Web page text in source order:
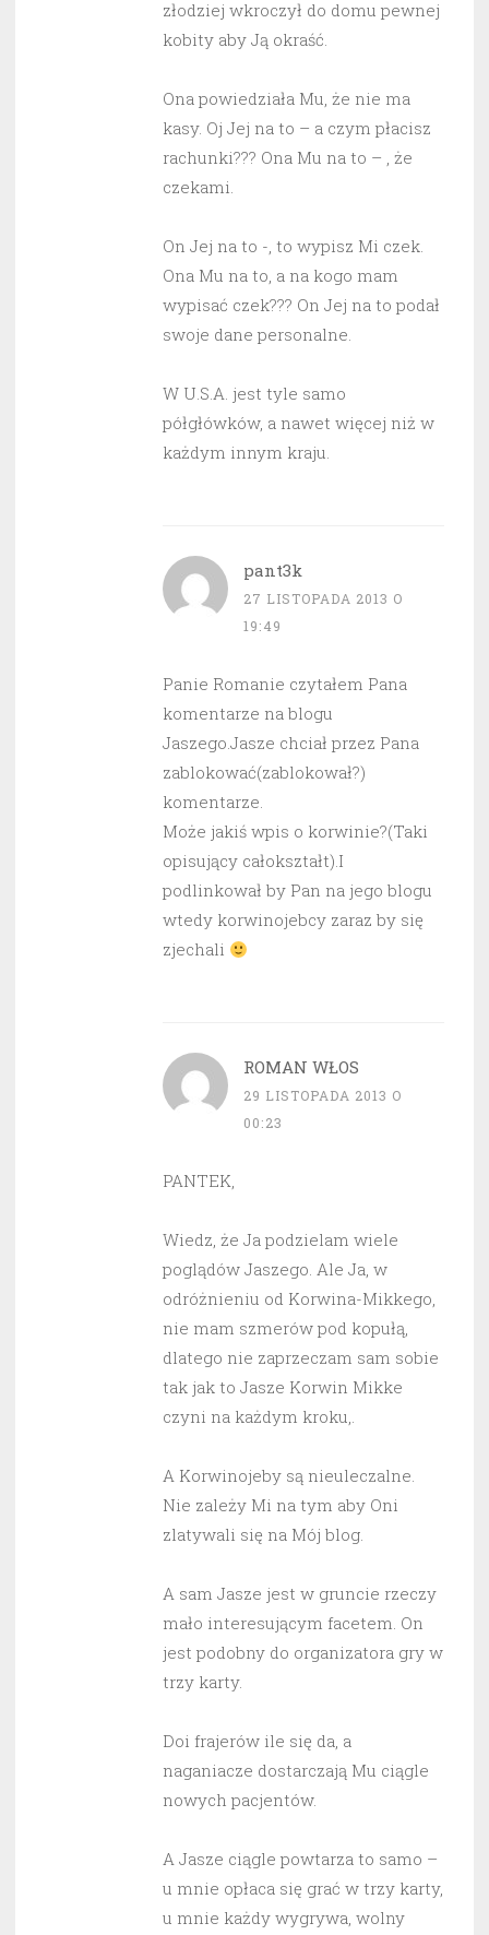
złodziej wkroczył do domu pewnej
kobity aby Ją okraść.
Ona powiedziała Mu, że nie ma
kasy. Oj Jej na to – a czym płacisz
rachunki??? Ona Mu na to – , że
czekami.
On Jej na to -, to wypisz Mi czek.
Ona Mu na to, a na kogo mam
wypisać czek??? On Jej na to podał
swoje dane personalne.
W U.S.A. jest tyle samo
półgłówków, a nawet więcej niż w
każdym innym kraju.
pant3k
27 LISTOPADA 2013 O
19:49
Panie Romanie czytałem Pana
komentarze na blogu
Jaszego.Jasze chciał przez Pana
zablokować(zablokował?)
komentarze.
Może jakiś wpis o korwinie?(Taki
opisujący całokształt).I
podlinkował by Pan na jego blogu
wtedy korwinojebcy zaraz by się
zjechali
ROMAN WŁOS
29 LISTOPADA 2013 O
00:23
PANTEK,
Wiedz, że Ja podzielam wiele
poglądów Jaszego. Ale Ja, w
odróżnieniu od Korwina-Mikkego,
nie mam szmerów pod kopułą,
dlatego nie zaprzeczam sam sobie
tak jak to Jasze Korwin Mikke
czyni na każdym kroku,.
A Korwinojeby są nieuleczalne.
Nie zależy Mi na tym aby Oni
zlatywali się na Mój blog.
A sam Jasze jest w gruncie rzeczy
mało interesującym facetem. On
jest podobny do organizatora gry w
trzy karty.
Doi frajerów ile się da, a
naganiacze dostarczają Mu ciągle
nowych pacjentów.
A Jasze ciągle powtarza to samo –
u mnie opłaca się grać w trzy karty,
u mnie każdy wygrywa, wolny